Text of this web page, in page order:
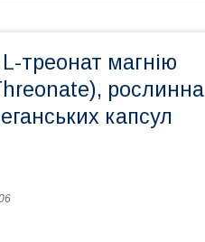
треонат магнію
рослинна
капсул